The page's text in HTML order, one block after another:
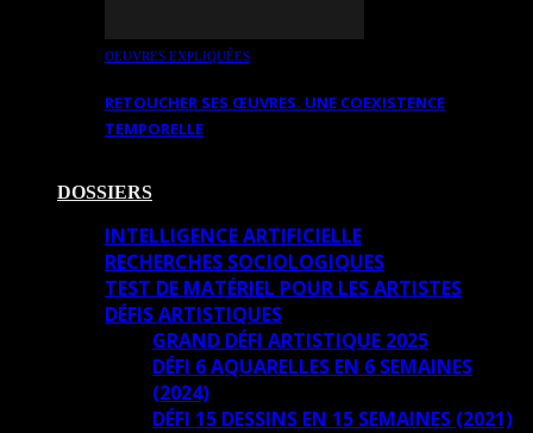
OEUVRES EXPLIQUÉES
RETOUCHER SES ŒUVRES. UNE COEXISTENCE
TEMPORELLE
DOSSIERS
INTELLIGENCE ARTIFICIELLE
RECHERCHES SOCIOLOGIQUES
TEST DE MATÉRIEL POUR LES ARTISTES
DÉFIS ARTISTIQUES
GRAND DÉFI ARTISTIQUE 2025
DÉFI 6 AQUARELLES EN 6 SEMAINES
(2024)
DÉFI 15 DESSINS EN 15 SEMAINES (2021)